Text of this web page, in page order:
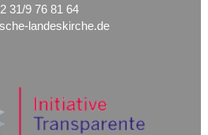
31/9 76 81 64
landeskirche.de